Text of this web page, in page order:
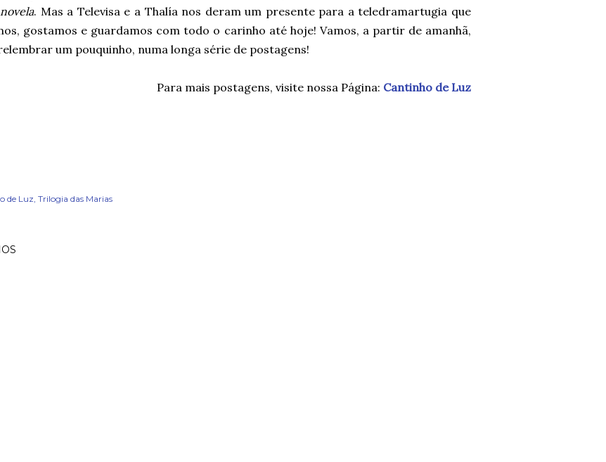
. Mas a Televisa e a Thalía nos deram um presente para a teledramartugia que
gostamos e guardamos com todo o carinho até hoje! Vamos, a partir de amanhã,
um pouquinho, numa longa série de postagens!
Para mais postagens, visite nossa Página: Cantinho de Luz
de Luz Trilogia das Marias